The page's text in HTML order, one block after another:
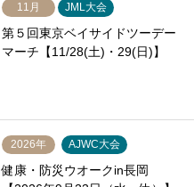
11月 JML大会
第５回東京ベイサイドツーデー
マーチ【11/28(土)・29(日)】
2026年 AJWC大会
健康・防災ウオークin長岡